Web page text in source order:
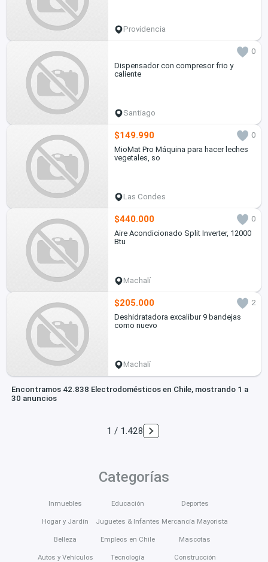
Providencia
0
Dispensador con compresor frio y
caliente
Santiago
$149.990
0
MioMat Pro Máquina para hacer leches
vegetales, so
Las Condes
$440.000
0
Aire Acondicionado Split Inverter, 12000
Btu
Machalí
$205.000
2
Deshidratadora excalibur 9 bandejas
como nuevo
Machalí
Encontramos 42.838 Electrodomésticos en Chile, mostrando 1 a
30 anuncios
1 / 1.428
Categorías
Inmuebles
Hogar y Jardín
Belleza
Autos y Vehículos
Educación
Juguetes & Infantes
Empleos en Chile
Tecnología
Deportes
Mercancía Mayorista
Mascotas
Construcción